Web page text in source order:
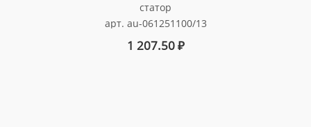
статор
арт. au-061251100/13
1 207.50₽